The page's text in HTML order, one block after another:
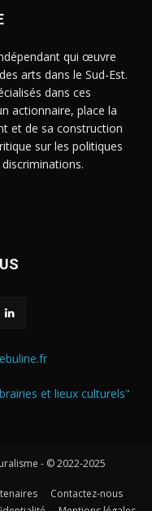
qui œuvre
arts dans le Sud-Est.
dans ces
actionnaire, place la
et de sa construction
sur les politiques
et lieux culturels"
- © 2022-2025
Contactez-nous